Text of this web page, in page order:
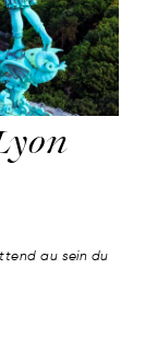
au sein du